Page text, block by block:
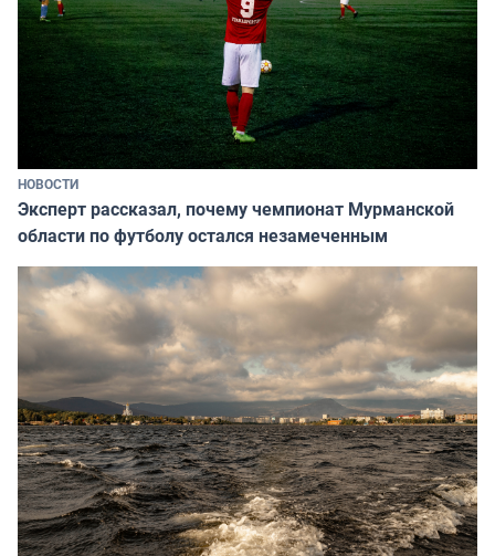
НОВОСТИ
Эксперт рассказал, почему чемпионат Мурманской
области по футболу остался незамеченным